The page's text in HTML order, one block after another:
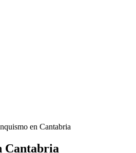
en Cantabria
Cantabria